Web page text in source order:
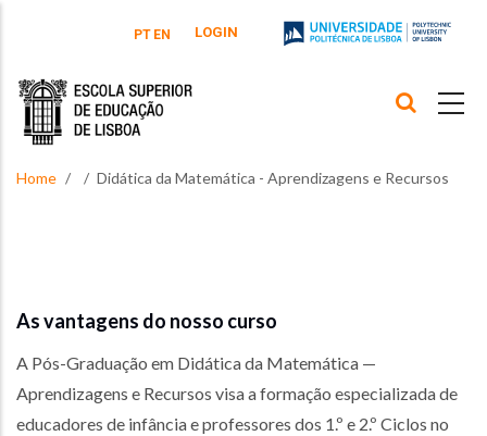
PT EN LOGIN
Home Didática da Matemática - Aprendizagens e Recursos
As vantagens do nosso curso
A Pós-Graduação em Didática da Matemática —
Aprendizagens e Recursos visa a formação especializada de
educadores de infância e professores dos 1.º e 2.º Ciclos no